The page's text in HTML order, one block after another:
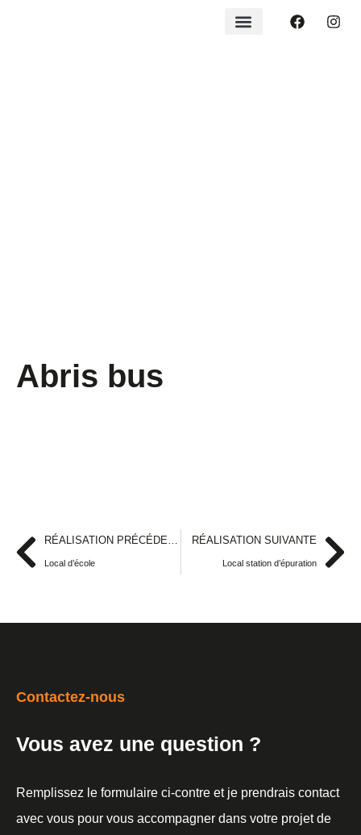
Abris bus
RÉALISATION PRÉCÉDENTE
Local d’école
RÉALISATION SUIVANTE
Local station d’épuration
Contactez-nous
Vous avez une question ?
Remplissez le formulaire ci-contre et je prendrais contact
avec vous pour vous accompagner dans votre projet de